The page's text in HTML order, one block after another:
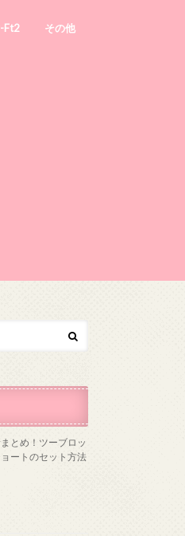
Ft2 その他
とめ！ツーブロッ
ートのセット方法